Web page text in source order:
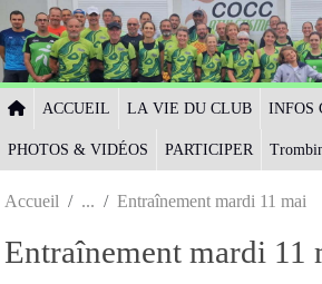
ACCUEIL LA VIE DU CLUB INFOS
PHOTOS & VIDÉOS PARTICIPER
Accueil Entraînement mardi 11 mai
Entraînement mardi 11
Panneau de gestion des cookies